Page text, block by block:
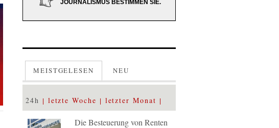
JOURNALISMUS BESTIMMEN SIE.
MEISTGELESEN NEU
24h letzte Woche letzter Monat
Die Besteuerung von Renten